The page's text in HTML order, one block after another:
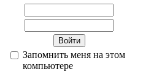
Запомнить меня на этом
компьютере